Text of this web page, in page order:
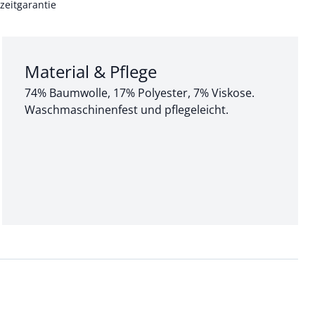
Abschnitt 3 von 3:
Material & Pflege
74% Baumwolle, 17% Polyester, 7% Viskose.
Waschmaschinenfest und pflegeleicht.